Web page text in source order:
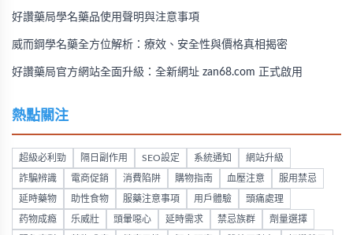
好讚藥局學名藥品使用聲明與注意事項
威而鋼學名藥全方位解析：療效、安全性與價格真相揭密
好讚藥局官方網站全面升級：全新網址 zan68.com 正式啟用
熱點關注
超級必利勁 隔日副作用 SEO設定 系統通知 網站升級
詐騙辨識 電商促銷 消費陷阱 購物指南 血壓注意 服用禁忌
延時藥物 助性食物 服藥注意事項 用戶體驗 頭痛處理
药物成瘾 乐威壯 頭暈噁心 延時需求 禁忌族群 劑量選擇